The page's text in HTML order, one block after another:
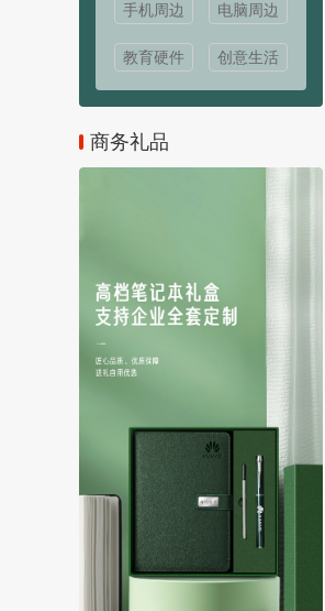
手机周边 电脑周边
教育硬件 创意生活
商务礼品